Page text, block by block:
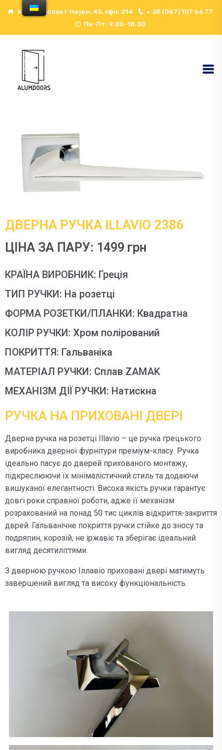
Київ, проспект Науки, 45, офіс 214
+ 38 (067) 107 66 77
Пн-Пт: 9.00-18.00
ДВЕРНА РУЧКА ILLAVIO 2386
ЦІНА ЗА ПАРУ: 1499 грн
КРАЇНА ВИРОБНИК: Греція
ТИП РУЧКИ: На розетці
ФОРМА РОЗЕТКИ/ПЛАНКИ: Квадратна
КОЛІР РУЧКИ: Хром полірований
ПОКРИТТЯ: Гальваніка
МАТЕРІАЛ РУЧКИ: Сплав ZAMAK
МЕХАНІЗМ ДІЇ РУЧКИ: Натискна
РУЧКА НА ПРИХОВАНІ ДВЕРІ
Дверна ручка на розетці Illavio – це ручка грецького
виробника дверної фурнітури преміум-класу. Ручка
ідеально пасує до дверей прихованого монтажу,
підкреслюючи їх мінімалістичний стиль та додаючи
вишуканої елегантності. Висока якість ручки гарантує
довгі роки справної роботи, адже її механізм
розрахований на понад 50 тис циклів відкриття-закриття
дврей. Гальванічне покриття ручки стійке до зносу та
подряпин, корозій, не іржавіє та зберігає ідеальний
вигляд десятиліттями.
З дверною ручкою Іллавіо приховані двері матимуть
завершений вигляд та високу функціональність.